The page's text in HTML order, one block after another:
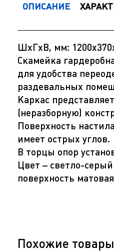
ОПИСАНИЕ
ШхГхВ, мм:
Скамейка
для удобства
раздевальных
Каркас
(неразборную)
Поверхность
имеет острых углов.
В торцы опор
Цвет – светло-серый
поверхность
Похожие товары